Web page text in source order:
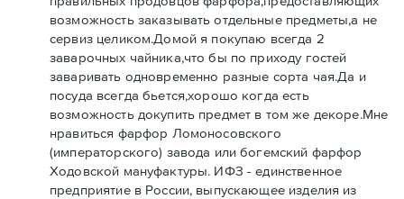
возможность заказывать отдельные предметы,а не
сервиз целиком.Домой я покупаю всегда 2
заварочных чайника,что бы по приходу гостей
заваривать одновременно разные сорта чая.Да и
посуда всегда бьется,хорошо когда есть
возможность докупить предмет в том же декоре.Мне
нравиться фарфор Ломоносовского
(императорского) завода или богемский фарфор
Ходовской мануфактуры. ИФЗ - единственное
предприятие в России, выпускающее изделия из